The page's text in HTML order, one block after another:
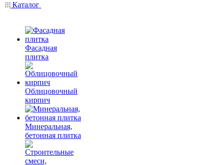
Каталог
Фасадная
плитка
Облицовочный
кирпич
Минеральная,
бетонная плитка